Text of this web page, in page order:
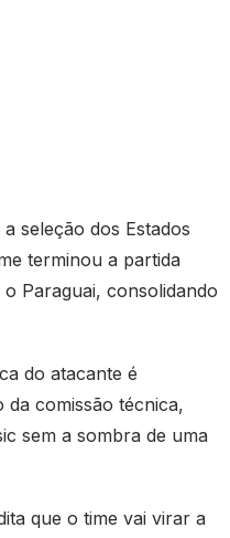
seleção dos Estados
terminou a partida
Paraguai, consolidando
do atacante é
comissão técnica,
sem a sombra de uma
que o time vai virar a